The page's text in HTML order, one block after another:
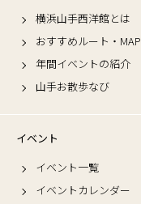
横浜山手西洋館とは
おすすめルート・MAP
年間イベントの紹介
山手お散歩なび
イベント
イベント一覧
イベントカレンダー